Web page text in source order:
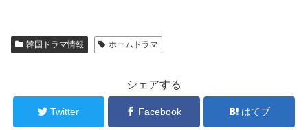
韓国ドラマ情報 ホームドラマ
シェアする
Twitter Facebook はてブ